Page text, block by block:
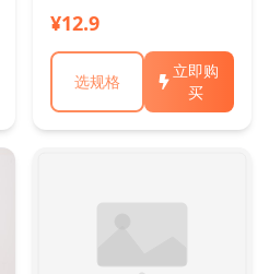
¥12.9
选规格
立即购
买